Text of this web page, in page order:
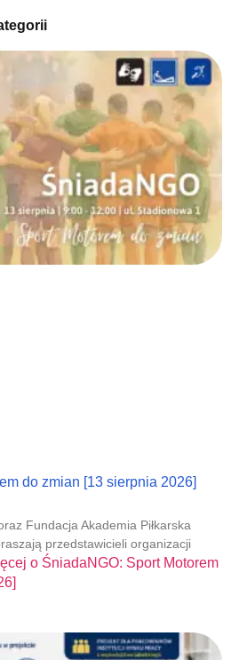
do zmian [13 sierpnia 2026]
Fundacja Akademia Piłkarska
przedstawicieli organizacji
o ŚniadaNGO: Sport Motorem